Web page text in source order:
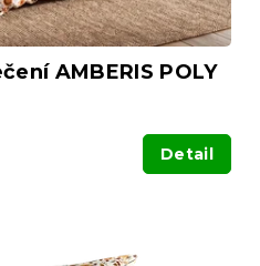
AMBERIS POLY
Detail